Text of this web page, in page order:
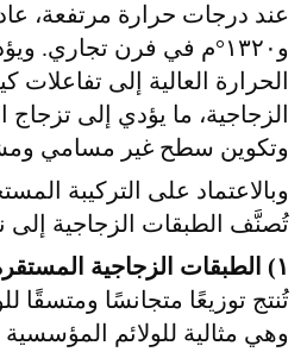
و١٣٢٠°م في فرن تجاري.
الحرارة العالية إلى تفاعلات
الزجاجية، ما يؤدي إلى
وتكوين سطح غير مسامي
وبالاعتماد على التركيبة
تُصنَّف الطبقات الزجاجية إلى
١) الطبقات الزجاجية المستقرة/أحادية اللون:
تُنتج توزيعًا متجانسًا ومتسقًا
وهي مثالية للولائم